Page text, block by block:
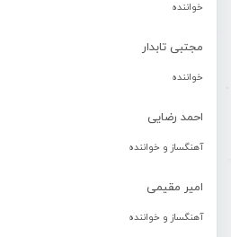
خواننده
مجتبی تابدار
خواننده
احمد رضایی
آهنگساز و خواننده
امیر مقیمی
آهنگساز و خواننده